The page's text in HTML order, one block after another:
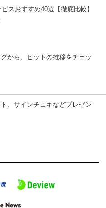
スおすすめ40選【徹底比較】
から、ヒットの推移をチェッ
、サインチェキなどプレゼン